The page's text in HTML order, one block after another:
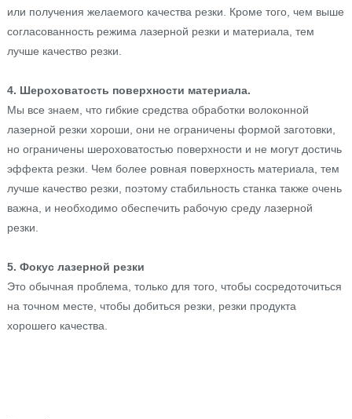
или получения желаемого качества резки. Кроме того, чем выше
согласованность режима лазерной резки и материала, тем
лучше качество резки.
4. Шероховатость поверхности материала.
Мы все знаем, что гибкие средства обработки волоконной
лазерной резки хороши, они не ограничены формой заготовки,
но ограничены шероховатостью поверхности и не могут достичь
эффекта резки. Чем более ровная поверхность материала, тем
лучше качество резки, поэтому стабильность станка также очень
важна, и необходимо обеспечить рабочую среду лазерной
резки.
5. Фокус лазерной резки
Это обычная проблема, только для того, чтобы сосредоточиться
на точном месте, чтобы добиться резки, резки продукта
хорошего качества.